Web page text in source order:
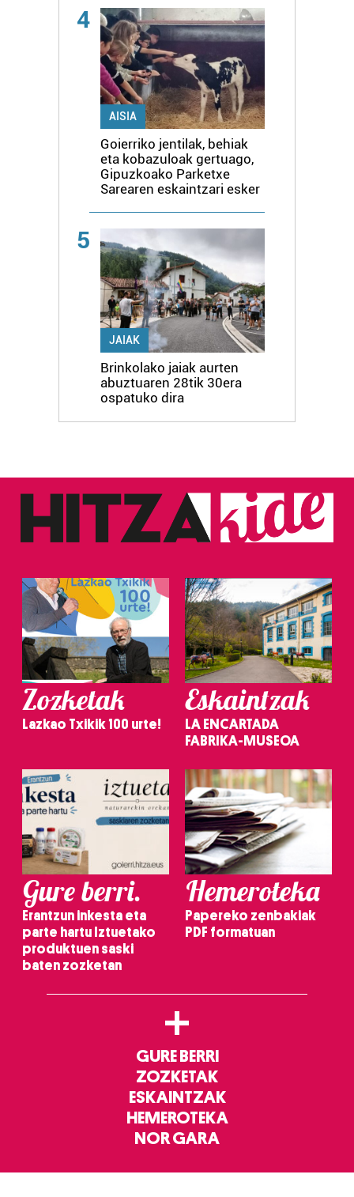
4
AISIA
Goierriko jentilak, behiak
eta kobazuloak gertuago,
Gipuzkoako Parketxe
Sarearen eskaintzari esker
5
JAIAK
Brinkolako jaiak aurten
abuztuaren 28tik 30era
ospatuko dira
Zozketak
Lazkao Txikik 100 urte!
Eskaintzak
LA ENCARTADA
FABRIKA-MUSEOA
Gure berri.
Erantzun inkesta eta
parte hartu Iztuetako
produktuen saski
baten zozketan
Hemeroteka
Papereko zenbakiak
PDF formatuan
+
GURE BERRI
ZOZKETAK
ESKAINTZAK
HEMEROTEKA
NOR GARA